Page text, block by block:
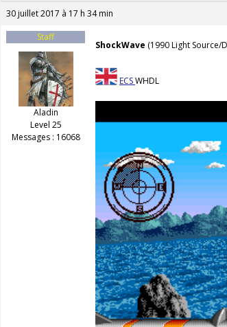
30 juillet 2017 à 17 h 34 min
Staff
Aladin
Level 25
Messages : 16068
ShockWave (1990 Light Source/
ECSWHDL